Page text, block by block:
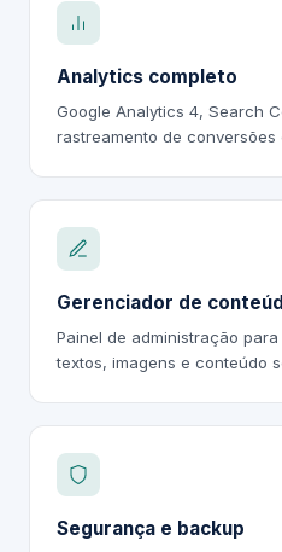
Analytics completo
Google Analytics 4, Search
rastreamento de conversões
Gerenciador de
Painel de administração
textos, imagens e conteúdo
Segurança e backup